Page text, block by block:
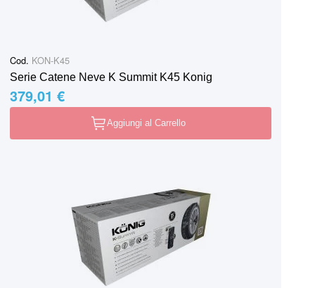
Cod. KON-K45
Serie Catene Neve K Summit K45 Konig
379,01 €
Aggiungi al Carrello